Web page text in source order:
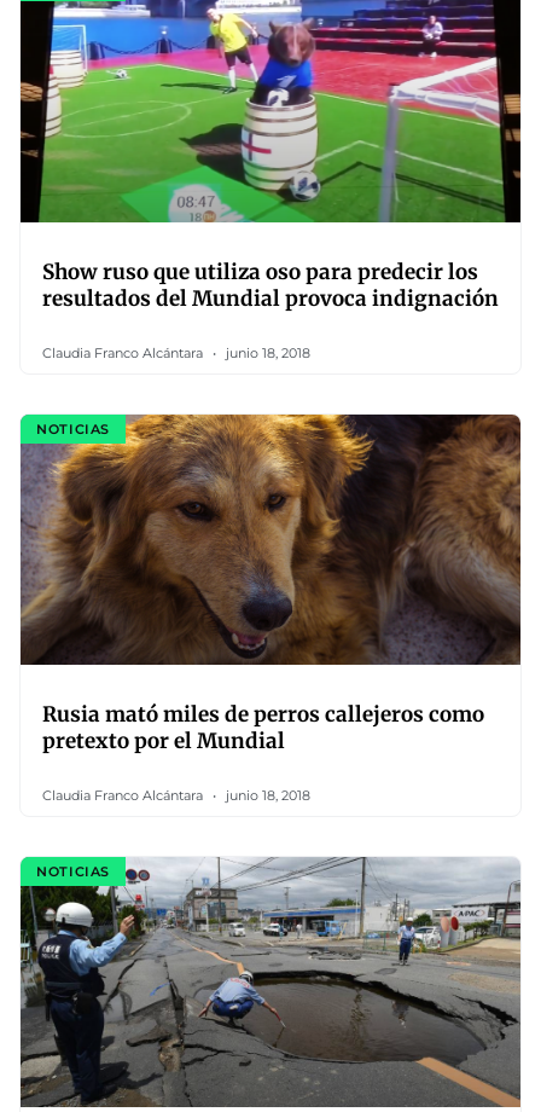
Show ruso que utiliza oso para predecir los
resultados del Mundial provoca indignación
Claudia Franco Alcántara junio 18, 2018
NOTICIAS
Rusia mató miles de perros callejeros como
pretexto por el Mundial
Claudia Franco Alcántara junio 18, 2018
NOTICIAS